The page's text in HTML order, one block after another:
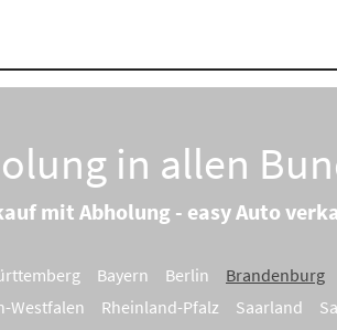
in allen
mit Abholung - easy Auto
Bayern Berlin Brandenburg
Westfalen
Rheinland-Pfalz Saarland